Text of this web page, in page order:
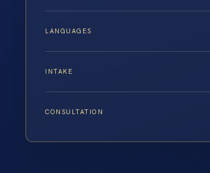
LANGUAGES
INTAKE
CONSULTATION